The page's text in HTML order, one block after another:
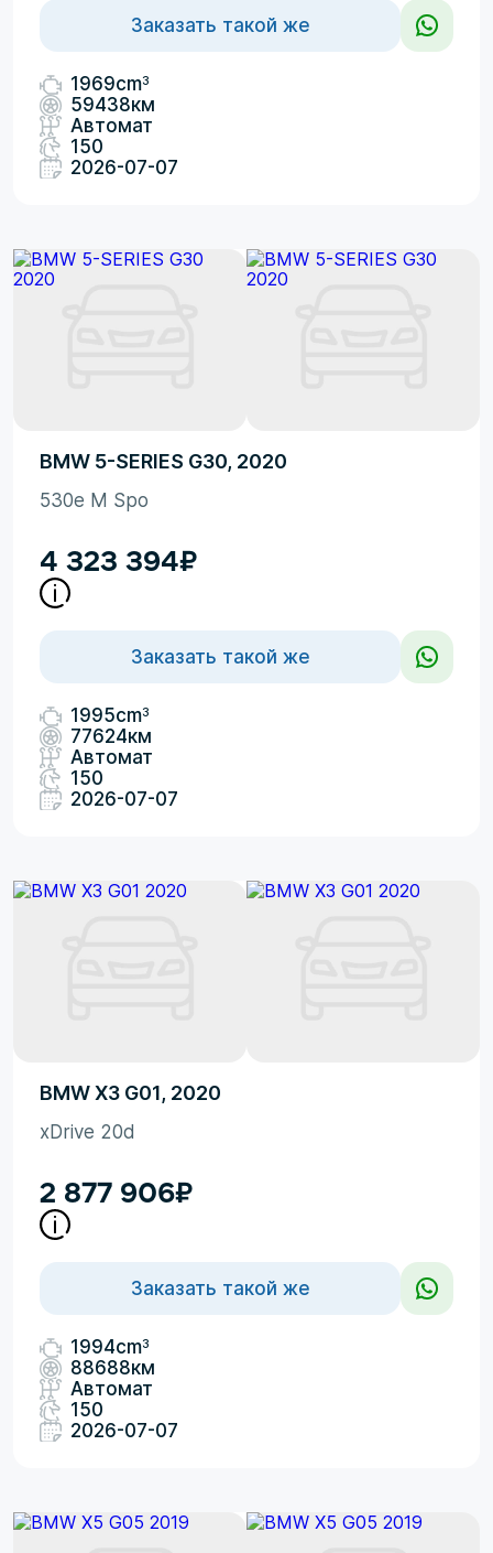
Заказать такой же
1969cm3
59438км
Автомат
150
2026-07-07
BMW 5-SERIES G30, 2020
530e M Spo
4 323 394₽
Заказать такой же
1995cm3
77624км
Автомат
150
2026-07-07
BMW X3 G01, 2020
xDrive 20d
2 877 906₽
Заказать такой же
1994cm3
88688км
Автомат
150
2026-07-07